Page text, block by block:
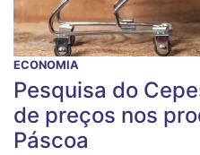
ECONOMIA
Pesquisa do
de preços nos
Páscoa